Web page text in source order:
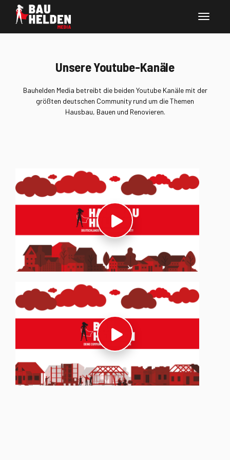
Unsere Youtube-Kanäle
Bauhelden Media betreibt die beiden Youtube Kanäle mit der
größten deutschen Community rund um die Themen
Hausbau, Bauen und Renovieren.